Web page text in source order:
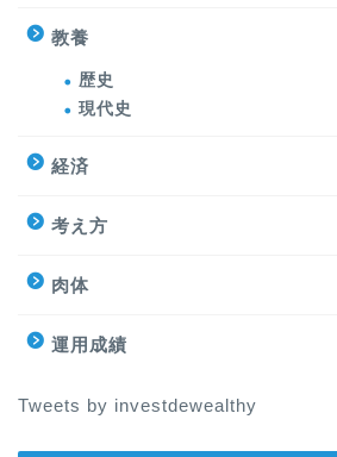
教養
歴史
現代史
経済
考え方
肉体
運用成績
Tweets by investdewealthy